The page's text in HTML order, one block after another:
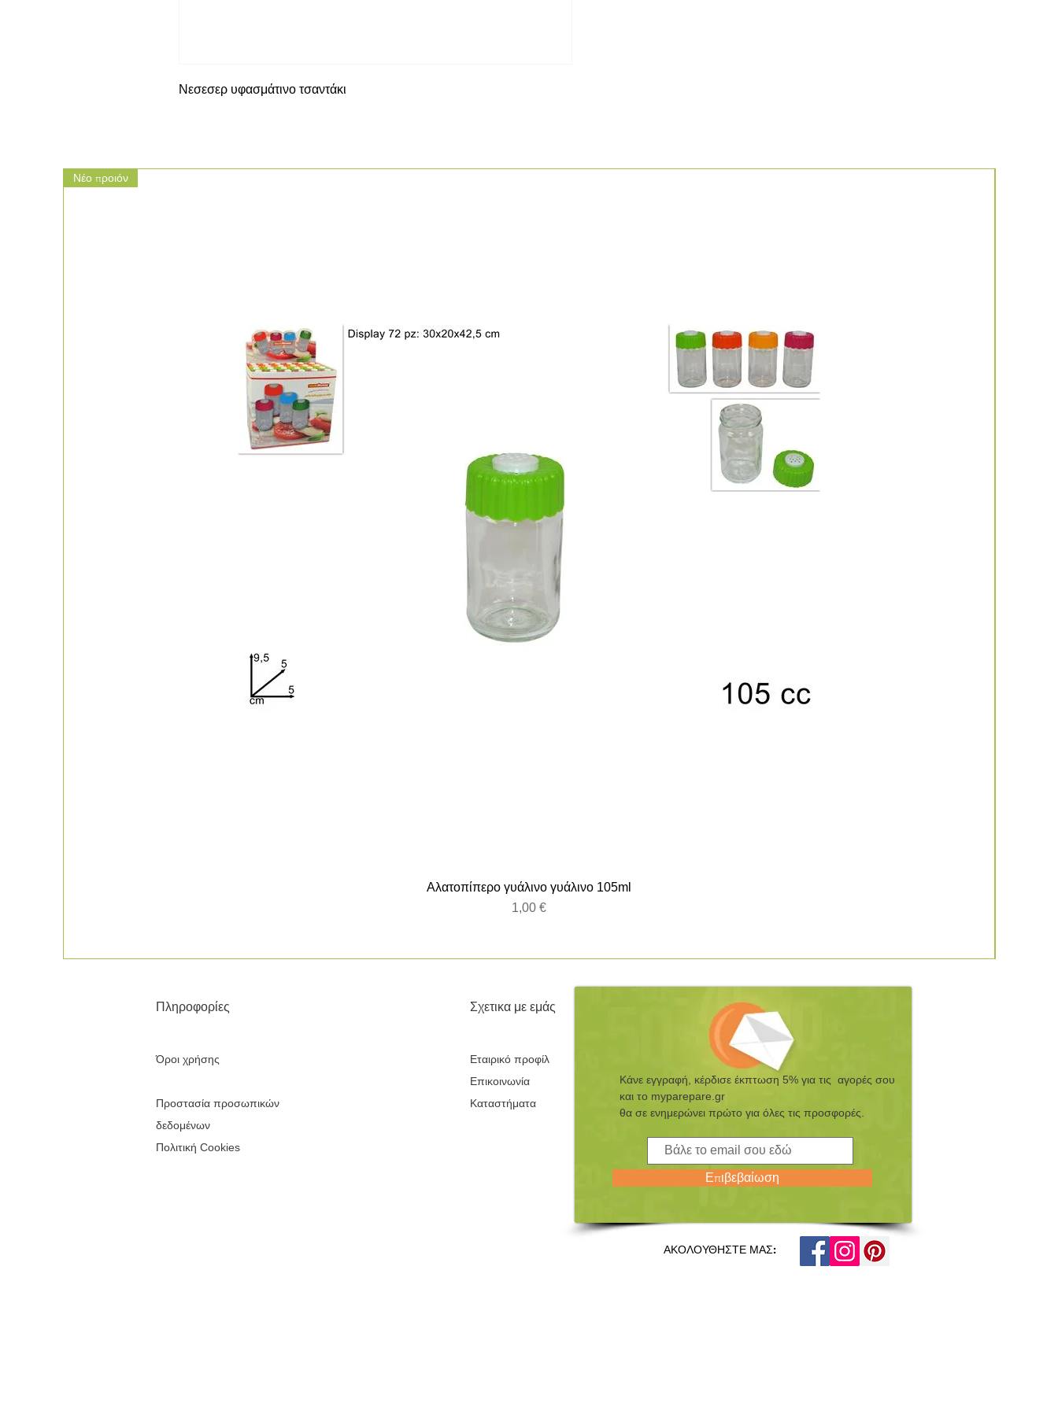
Νεσεσερ υφασμάτινο τσαντάκι
Νέο προιόν
Αλατοπίπερο γυάλινο γυάλινο 105ml
Τιμή
1,00 €
Πληροφορίες
Όροι χρήσης
Προστασία προσωπικών
δεδομένων
Πολιτική Cookies
Σχετικα με εμάς
Εταιρικό προφίλ
Επικοινωνία
Καταστήματα
Κάνε εγγραφή, κέρδισε έκπτωση 5% για τις αγορές σου
και τo myparepare.gr
θα σε ενημερώνει πρώτο για όλες τις προσφορές.
Επιβεβαίωση
ΑΚΟΛΟΥΘΗΣΤΕ ΜΑΣ: